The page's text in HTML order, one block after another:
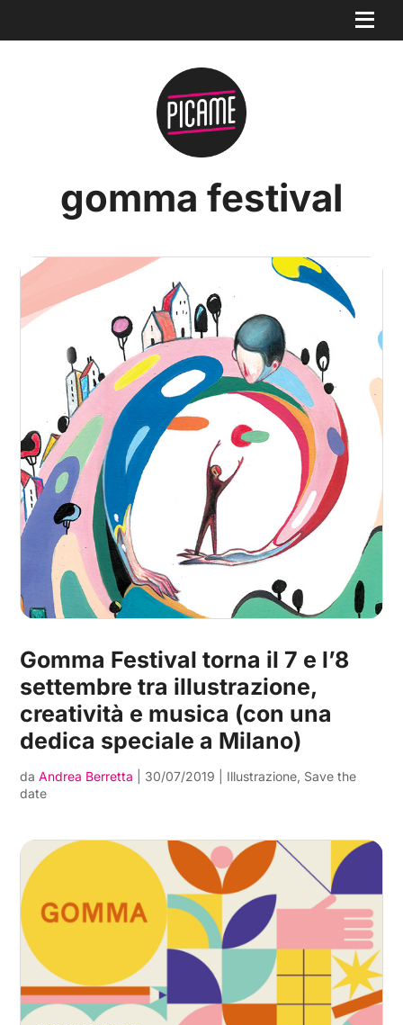
gomma festival
Gomma Festival torna il 7 e l’8
settembre tra illustrazione,
creatività e musica (con una
dedica speciale a Milano)
daAndrea Berretta 30/07/2019 Illustrazione, Save the
date